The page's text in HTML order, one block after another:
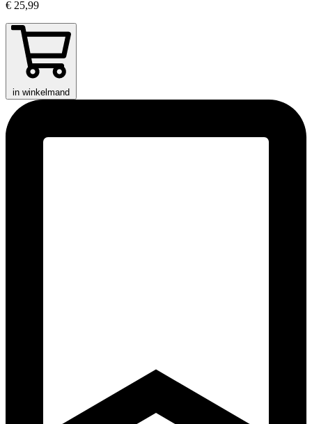
€ 25,99
in winkelmand